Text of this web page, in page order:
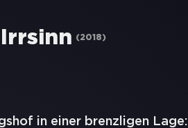
(2018)
in einer brenzligen Lage: